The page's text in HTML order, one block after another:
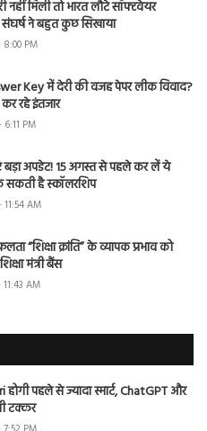
नहीं मिली तो भारत लौटे सॉफ्टवेयर
संघर्ष ने बहुत कुछ सिखाया
PM
Key में देरी की वजह पेपर लीक विवाद?
रहे इंतजार
PM
बड़ा अपडेट! 15 अगस्त से पहले कर लें ये
सकती है स्कॉलरशिप
AM
“शिक्षा क्रांति” के व्यापक प्रभाव को
मंत्री बैंस
AM
होगी पहले से ज्यादा स्मार्ट, ChatGPT और
टक्कर